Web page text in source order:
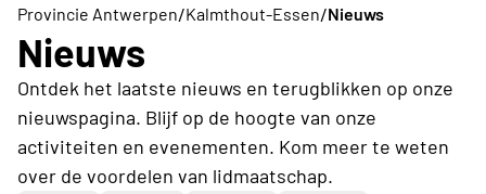
Provincie Antwerpen/Kalmthout-Essen/Nieuws
Nieuws
Ontdek het laatste nieuws en terugblikken op onze
nieuwspagina. Blijf op de hoogte van onze
activiteiten en evenementen. Kom meer te weten
over de voordelen van lidmaatschap.